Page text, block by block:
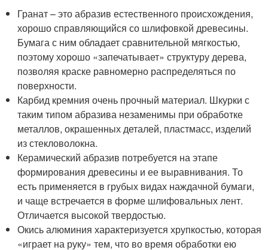
Гранат – это абразив естественного происхождения,
хорошо справляющийся со шлифовкой древесины.
Бумага с ним обладает сравнительной мягкостью,
поэтому хорошо «запечатывает» структуру дерева,
позволяя краске равномерно распределяться по
поверхности.
Карбид кремния очень прочный материал. Шкурки с
таким типом абразива незаменимы при обработке
металлов, окрашенных деталей, пластмасс, изделий
из стекловолокна.
Керамический абразив потребуется на этапе
формирования древесины и ее выравнивания. То
есть применяется в грубых видах наждачной бумаги,
и чаще встречается в форме шлифовальных лент.
Отличается высокой твердостью.
Окись алюминия характеризуется хрупкостью, которая
«играет на руку» тем, что во время обработки ею